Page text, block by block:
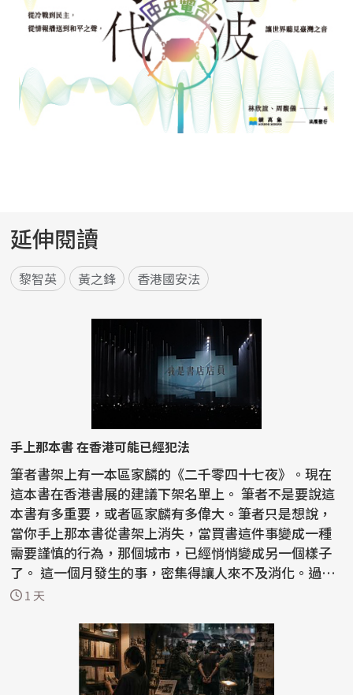
延伸閱讀
黎智英 黃之鋒 香港國安法
手上那本書 在香港可能已經犯法
筆者書架上有一本區家麟的《二千零四十七夜》。現在
這本書在香港書展的建議下架名單上。 筆者不是要說這
本書有多重要，或者區家麟有多偉大。筆者只是想說，
當你手上那本書從書架上消失，當買書這件事變成一種
需要謹慎的行為，那個城市，已經悄悄變成另一個樣子
了。 這一個月發生的事，密集得讓人來不及消化。過去
半...1 天